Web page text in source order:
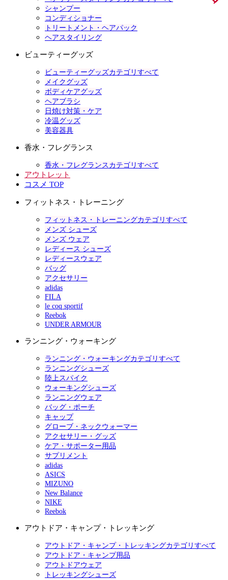
シャンプー
コンディショナー
トリートメント・ヘアパック
ヘアスタイリング
ビューティーグッズ
ビューティーグッズカテゴリすべて
メイクグッズ
ボディケアグッズ
ヘアブラシ
日焼け対策・ケア
冷温グッズ
美容器具
香水・フレグランス
香水・フレグランスカテゴリすべて
アウトレット
コスメ TOP
フィットネス・トレーニング
フィットネス・トレーニングカテゴリすべて
メンズ シューズ
メンズ ウェア
レディース シューズ
レディースウェア
バッグ
アクセサリー
adidas
FILA
le coq sportif
Reebok
UNDER ARMOUR
ランニング・ウォーキング
ランニング・ウォーキングカテゴリすべて
ランニングシューズ
陸上スパイク
ウォーキングシューズ
ランニングウェア
バッグ・ポーチ
キャップ
グローブ・ネックウォーマー
アクセサリー・グッズ
ケア・サポーター用品
サプリメント
adidas
ASICS
MIZUNO
New Balance
NIKE
Reebok
アウトドア・キャンプ・トレッキング
アウトドア・キャンプ・トレッキングカテゴリすべて
アウトドア・キャンプ用品
アウトドアウェア
トレッキングシューズ